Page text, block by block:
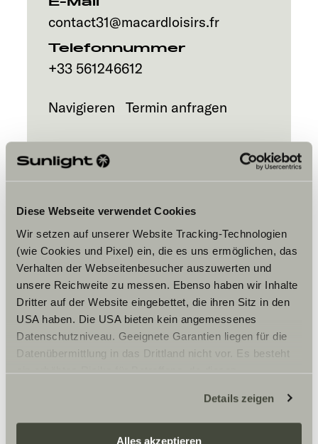
Diese Webseite verwendet Cookies
Wir setzen auf unserer Website Tracking-Technologien
(wie Cookies und Pixel) ein, die es uns ermöglichen, das
Verhalten der Webseitenbesucher auszuwerten und
unsere Reichweite zu messen. Ebenso haben wir Inhalte
Dritter auf der Website eingebettet, die ihren Sitz in den
USA haben. Die USA bieten kein angemessenes
Datenschutzniveau. Geeignete Garantien liegen für die
Datenübermittlung in das Drittland nicht vor. Es besteht
ein erhöhtes Risiko für Betroffene, da diesen
zustehen. Eingesetzte Dienstleister können Daten für
eigene Zwecke verarbeiten und mit anderen Daten
zusammenführen. Weitere Informationen finden Sie hier:
Details zeigen
Alles akzeptieren
contact31@macardloisirs.fr
Telefonnummer
+33 561246612
Navigieren Termin anfragen
Bitte akzeptiere die Marketing-
Cookies, um die Inhalte zu sehen.
Cookie-Einstellungen